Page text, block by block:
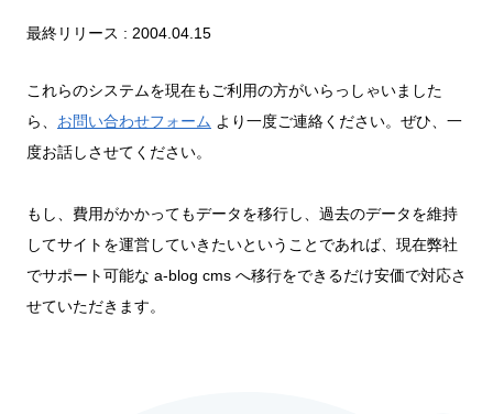
最終リリース : 2004.04.15
これらのシステムを現在もご利用の方がいらっしゃいました
ら、 お問い合わせフォーム より一度ご連絡ください。ぜひ、一
度お話しさせてください。
もし、費用がかかってもデータを移行し、過去のデータを維持
してサイトを運営していきたいということであれば、現在弊社
でサポート可能な a-blog cms へ移行をできるだけ安価で対応さ
せていただきます。